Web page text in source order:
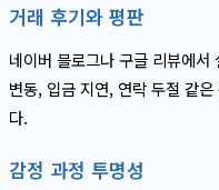
거래 후기와 평판
네이버 블로그나 구글 리뷰에
변동, 입금 지연, 연락 두절 같
다.
감정 과정 투명성